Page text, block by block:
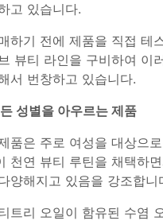
고 있습니다.
하기 전에 제품을 직접 테
뷰티 라인을 구비하여 이
서 번창하고 있습니다.
성별을 아우르는 제품
품은 주로 여성을 대상으
천연 뷰티 루틴을 채택하
양해지고 있음을 강조합니
트리 오일이 함유된 수염